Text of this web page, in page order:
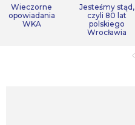
Wieczorne
opowiadania
WKA
Jesteśmy stąd,
czyli 80 lat
polskiego
Wrocławia